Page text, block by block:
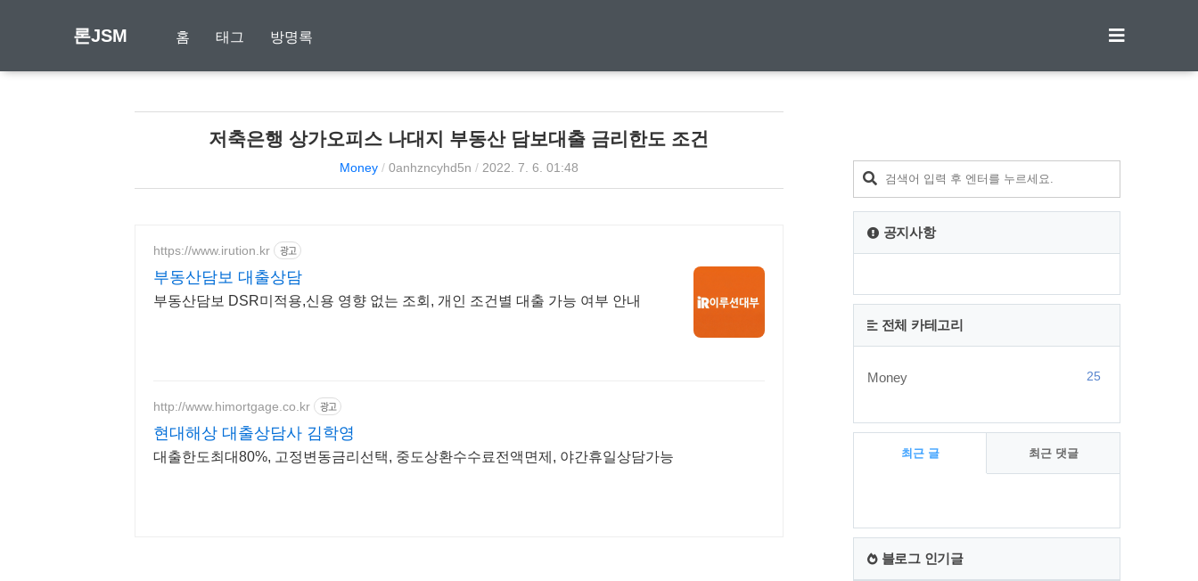
론JSM 홈 태그 방명록
저축은행 상가오피스 나대지 부동산 담보대출 금리한도 조건
Money / 0anhzncyhd5n / 2022. 7. 6. 01:48
https://www.irution.kr 광고
부동산담보 대출상담
부동산담보 DSR미적용,신용 영향 없는 조회, 개인 조건별 대출 가능 여부 안내
http://www.himortgage.co.kr 광고
현대해상 대출상담사 김학영
대출한도최대80%, 고정변동금리선택, 중도상환수수료전액면제, 야간휴일상담가능
공지사항
전체 카테고리
Money 25
최근 글 최근 댓글
근
글블로그 인기글